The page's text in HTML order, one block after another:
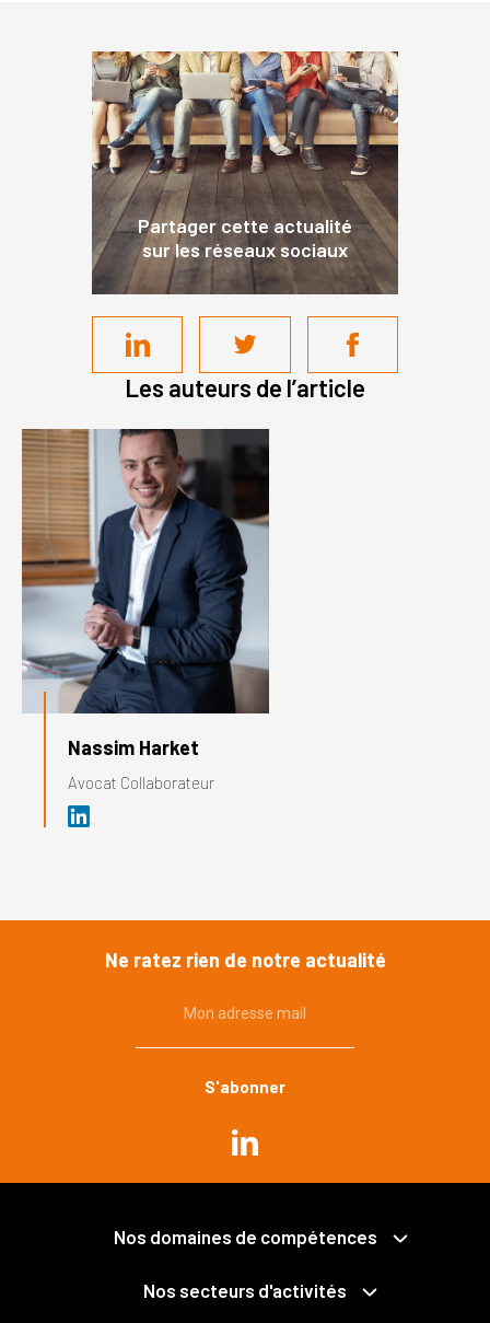
Partager cette actualité
sur les réseaux sociaux
Les auteurs de l’article
Nassim Harket
Avocat Collaborateur
Ne ratez rien de notre actualité
Mon adresse mail
Nos domaines de compétences
Commande publique
Urbanisme, environnement
Immobilier, construction
Collectivités territoriales et intercommunalité
Fonction publique
Nos secteurs d'activités
Mobilités
Déchets